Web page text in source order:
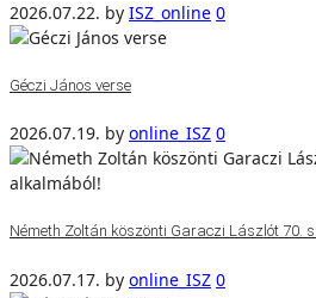
2026.07.22. by ISZ_online 0
Géczi János verse
2026.07.19. by online_ISZ 0
Németh Zoltán köszönti Garaczi Lászlót 70.
2026.07.17. by online_ISZ 0